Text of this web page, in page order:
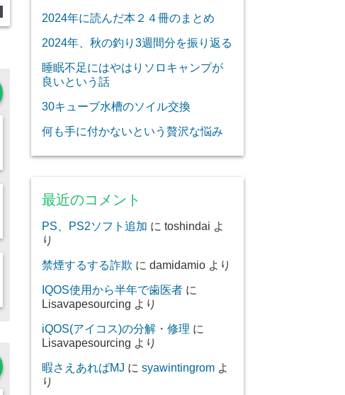
2024年に読んだ本２４冊のまとめ
2024年、秋の釣り3週間分を振り返る
睡眠不足にはやはりソロキャンプが
良いという話
30キューブ水槽のソイル交換
何も手に付かないという贅沢な悩み
最近のコメント
PS、PS2ソフト追加 に toshindai よ
り
禁煙するする詐欺 に damidamio より
IQOS使用から半年で歯医者 に
Lisavapesourcing より
iQOS(アイコス)の分解・修理 に
Lisavapesourcing より
暇さえあればMJ に syawintingrom よ
り